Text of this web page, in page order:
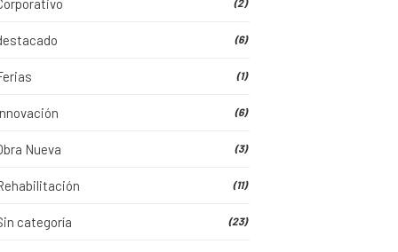
(2)
(6)
(1)
(6)
Nueva (3)
(11)
categoría (23)